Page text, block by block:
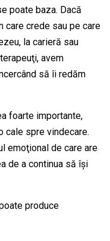
poate baza. Dacă
care crede sau pe care
la carieră sau
avem
să îi redăm
foarte importante,
cale spre vindecare.
emoţional de care are
de a continua să îşi
produce